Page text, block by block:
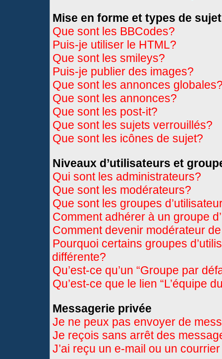
Mise en forme et types de sujet
Que sont les BBCodes?
Puis-je utiliser le HTML?
Que sont les smileys?
Puis-je publier des images?
Que sont les annonces
Que sont les annonces?
Que sont les post-it?
Que sont les sujets verrouillés?
Que sont les icônes de sujet?
Niveaux d’utilisateurs et
Qui sont les administrateurs?
Que sont les modérateurs?
Que sont les groupes
Comment adhérer à un groupe
Comment devenir modérateur
Pourquoi certains groupes
différente?
Qu’est-ce qu’un “Groupe par
Qu’est-ce que le lien “L’équipe
Messagerie privée
Je ne peux pas envoyer de
Je reçois sans arrêt des
J’ai reçu un e-mail ou un